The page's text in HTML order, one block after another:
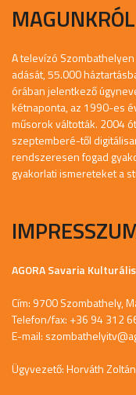
MAGUNKRÓL
A televízó
adását, 55.000
órában jelentkező
kétnaponta, az 1990-es
műsorok váltották. 2004
szeptemberé-től
rendszeresen fogad
gyakorlati ismereteket a
AGORA Savaria
Cím: 9700 Szombathely,
Telefon/fax: +36 94 312
E-mail:
Ügyvezető: Horváth Zoltán